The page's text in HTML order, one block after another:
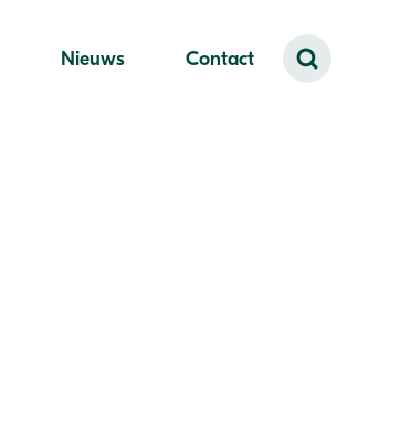
Nieuws Contact